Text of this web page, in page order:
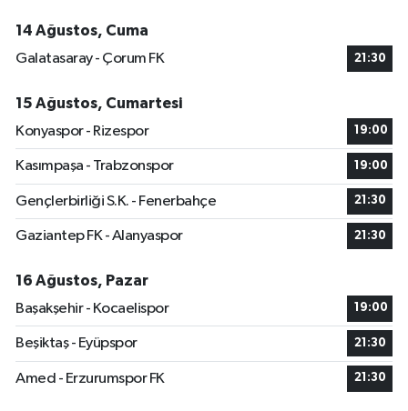
14 Ağustos, Cuma
Galatasaray - Çorum FK
21:30
15 Ağustos, Cumartesi
Konyaspor - Rizespor
19:00
Kasımpaşa - Trabzonspor 19:00
Gençlerbirliği S.K. - Fenerbahçe 21:30
Gaziantep FK - Alanyaspor 21:30
16 Ağustos, Pazar
Başakşehir - Kocaelispor
19:00
Beşiktaş - Eyüpspor 21:30
Amed - Erzurumspor FK 21:30